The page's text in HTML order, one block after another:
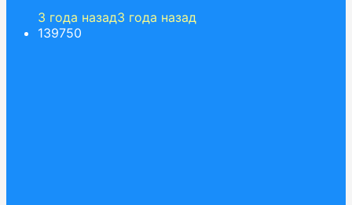
3 года назад3 года назад
139750